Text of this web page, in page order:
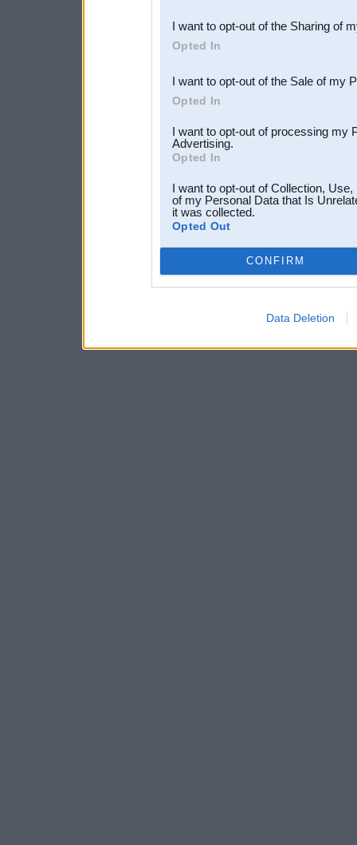
Downstream Participants
third parties.
I want to opt-out of the Sharing of
Opted In
I want to opt-out of the Sale of my
Opted In
I want to opt-out of processing my
Advertising.
Opted In
I want to opt-out of Collection,
of my Personal Data that Is
it was collected.
Opted Out
CONFIRM
Data Deletion